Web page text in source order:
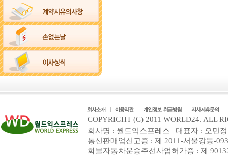
COPYRIGHT (C) 2011 WORLD24. ALL
회사명 : 월드익스프레스 | 대표자 : 오민
통신판매업신고증 : 제 2011-서울강동-
화물자동차운송주선사업허가증 : 제